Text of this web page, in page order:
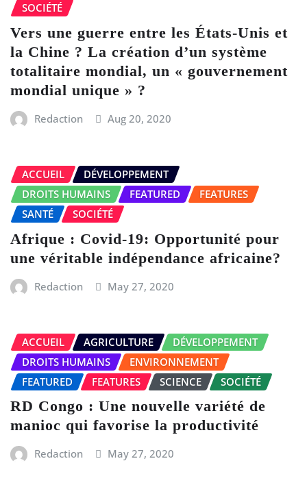
SOCIÉTÉ
Vers une guerre entre les États-Unis et
la Chine ? La création d’un système
totalitaire mondial, un « gouvernement
mondial unique » ?
Redaction Aug 20, 2020
ACCUEIL
DÉVELOPPEMENT
DROITS HUMAINS
FEATURED
FEATURES
SANTÉ
SOCIÉTÉ
Afrique : Covid-19: Opportunité pour
une véritable indépendance africaine?
Redaction May 27, 2020
ACCUEIL AGRICULTURE
DÉVELOPPEMENT
DROITS HUMAINS
ENVIRONNEMENT
FEATURED
FEATURES SCIENCE SOCIÉTÉ
RD Congo : Une nouvelle variété de
manioc qui favorise la productivité
Redaction May 27, 2020